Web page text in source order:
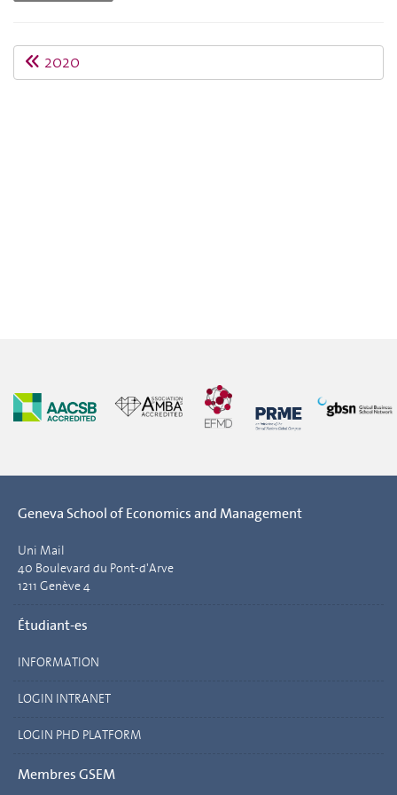
2020
Geneva School of Economics and Management
Uni Mail
40 Boulevard du Pont-d'Arve
1211 Genève 4
Étudiant-es
INFORMATION
LOGIN INTRANET
LOGIN PHD PLATFORM
Membres GSEM